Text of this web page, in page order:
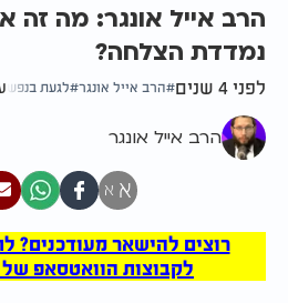
הרב אייל אונגר: מה זה
נמדדת הצלחה?
לפני 4 שנים הרב אייל אונגר לגעת בנפש
הרב אייל אונגר
א א
רוצים להישאר מעודכנים?
לקבוצות הוואטסאפ של ערוץ